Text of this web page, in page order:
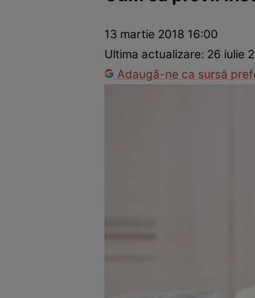
Prevenție și tratamentRemedii naturisteMedicii
13 martie 2018 16:00
Ultima actualizare: 26 iulie
Adaugă-ne ca sursă